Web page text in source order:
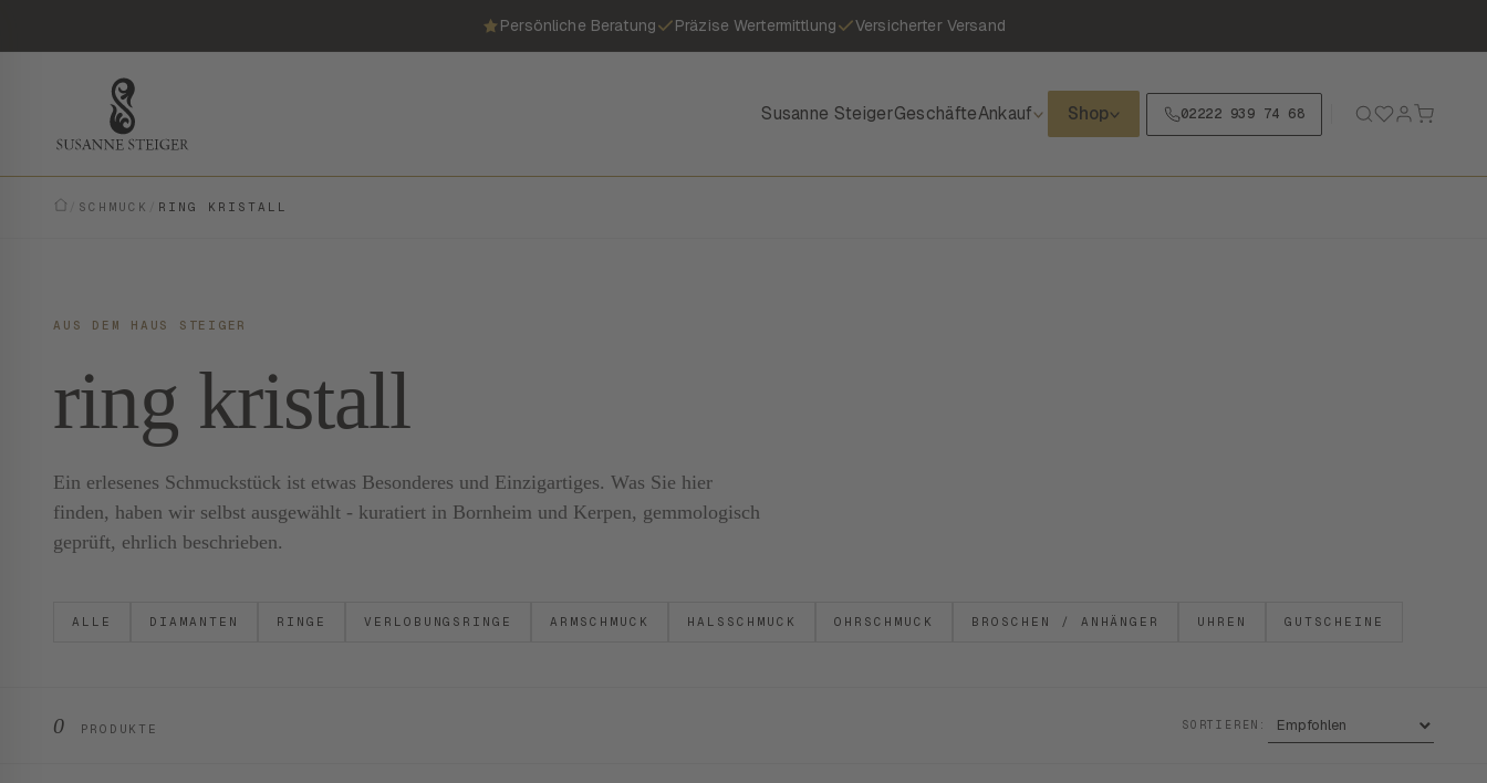
Persönliche Beratung Präzise Wertermittlung Versicherter Versand
Susanne SteigerGeschäfteAnkauf Shop 02222 939 74 68
SCHMUCK RING KRISTALL
AUS DEM HAUS STEIGER
ring kristall
Ein erlesenes Schmuckstück ist etwas Besonderes und Einzigartiges. Was Sie hier
finden, haben wir selbst ausgewählt - kuratiert in Bornheim und Kerpen, gemmologisch
geprüft, ehrlich beschrieben.
ALLE DIAMANTEN RINGE VERLOBUNGSRINGE ARMSCHMUCK HALSSCHMUCK OHRSCHMUCK BROSCHEN / ANHÄNGER UHREN GUTSCHEINE
0 PRODUKTE SORTIEREN: